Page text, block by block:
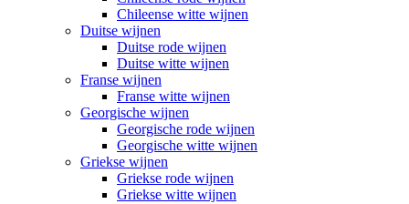
Chileense witte wijnen
Duitse wijnen
Duitse rode wijnen
Duitse witte wijnen
Franse wijnen
Franse witte wijnen
Georgische wijnen
Georgische rode wijnen
Georgische witte wijnen
Griekse wijnen
Griekse rode wijnen
Griekse witte wijnen